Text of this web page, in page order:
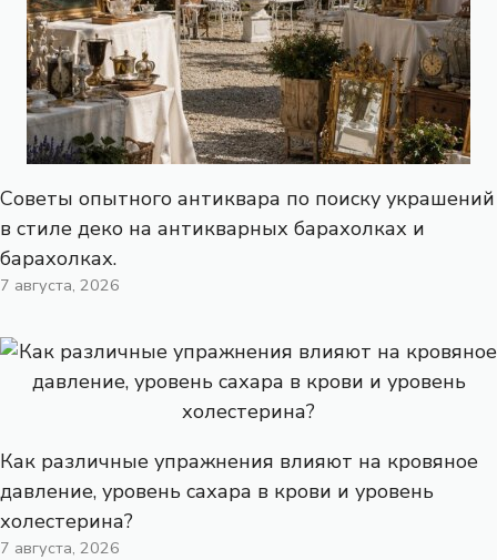
Советы опытного антиквара по поиску украшений
в стиле деко на антикварных барахолках и
барахолках.
7 августа, 2026
Как различные упражнения влияют на кровяное
давление, уровень сахара в крови и уровень
холестерина?
7 августа, 2026